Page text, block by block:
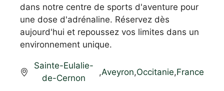
dans notre centre de sports d'aventure pour
une dose d'adrénaline. Réservez dès
aujourd'hui et repoussez vos limites dans un
environnement unique.
Sainte-Eulalie-
de-Cernon
,Aveyron,Occitanie,France